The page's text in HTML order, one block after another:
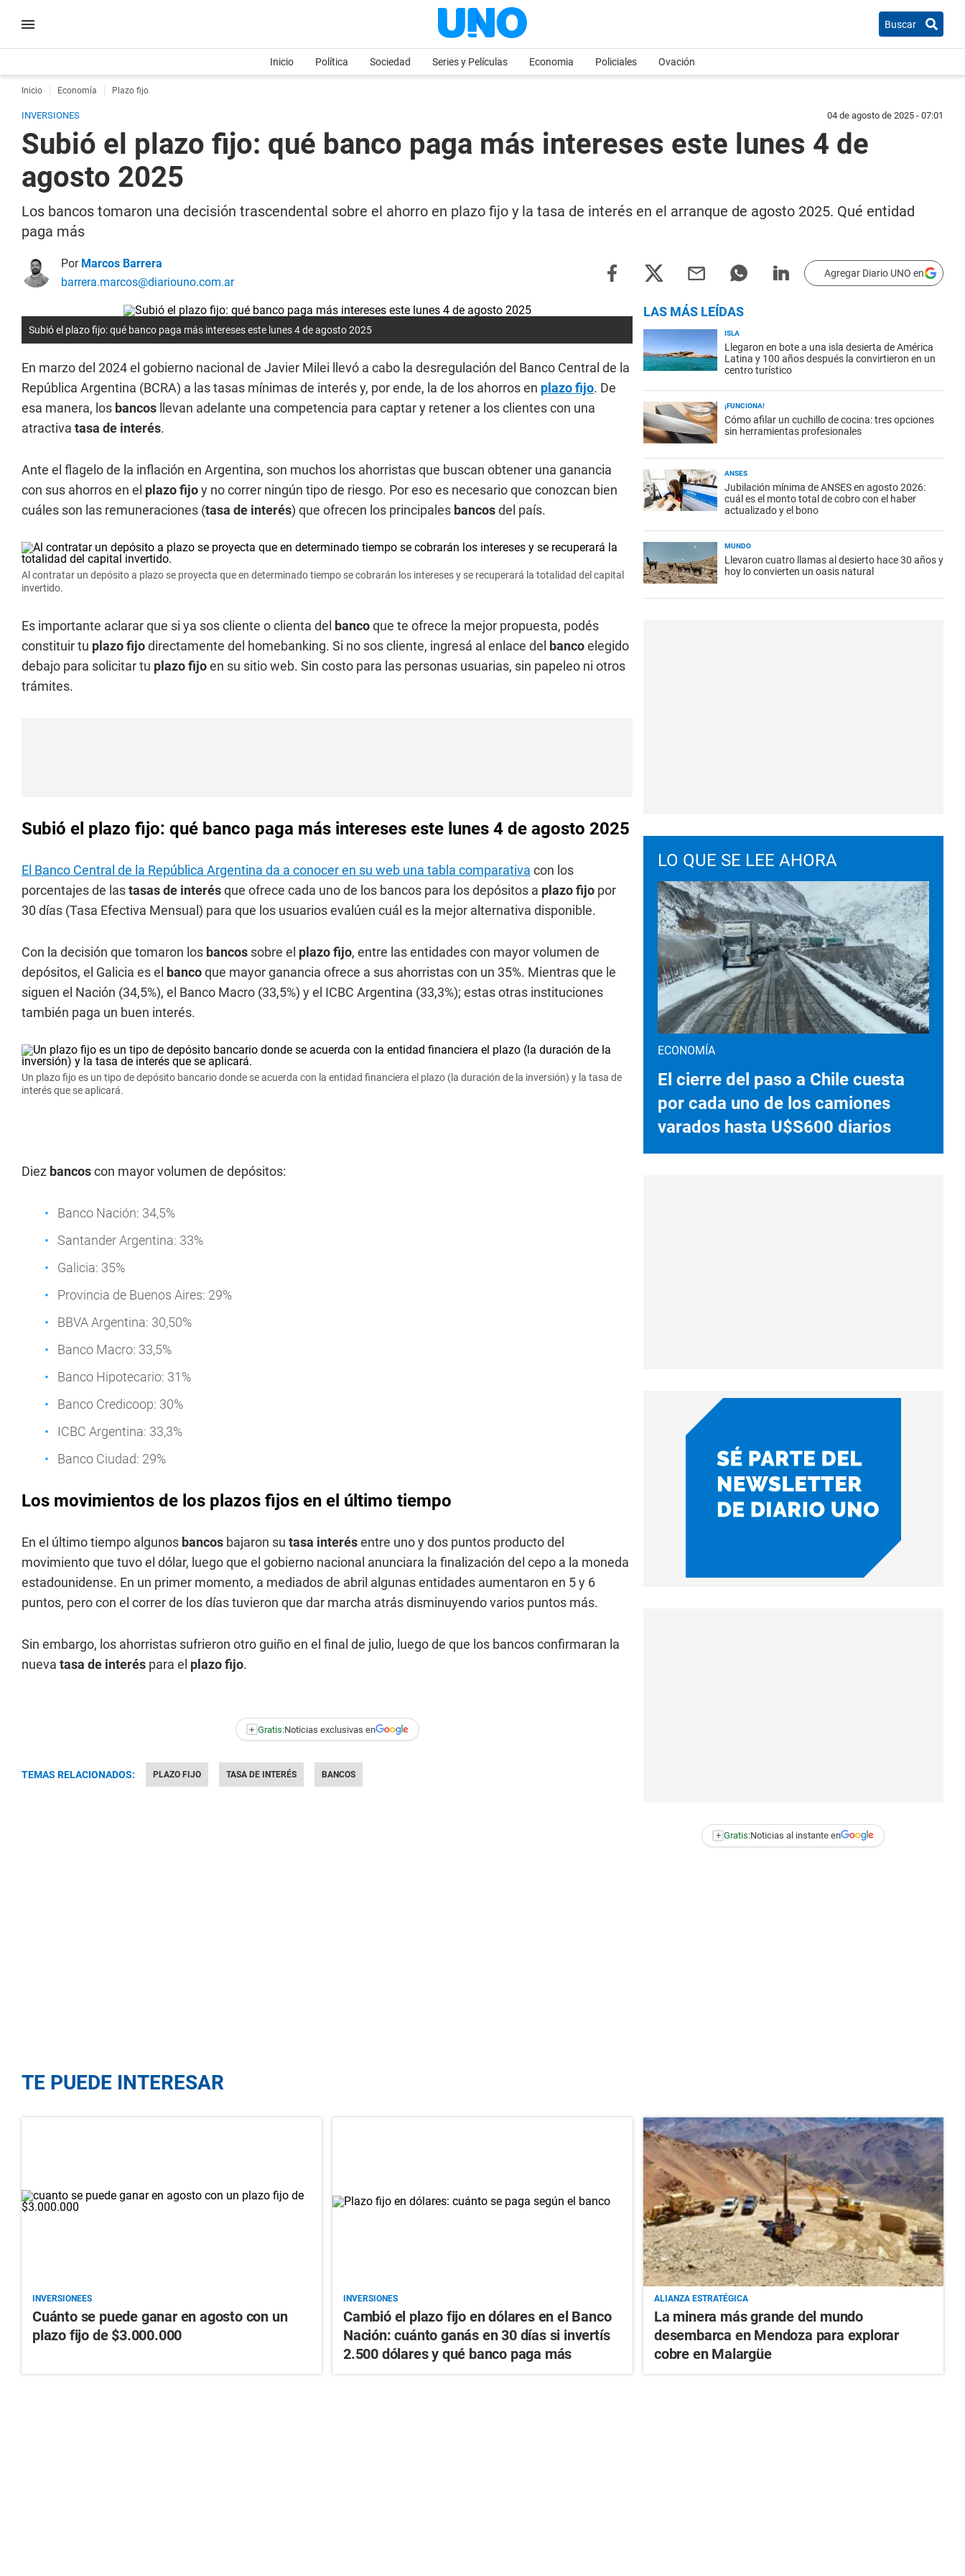
Buscar
Inicio Política Sociedad Series y Películas Economia Policiales Ovación
Inicio Economía Plazo fijo
INVERSIONES 04 de agosto de 2025 - 07:01
Subió el plazo fijo: qué banco paga más intereses este lunes 4 de
agosto 2025
Los bancos tomaron una decisión trascendental sobre el ahorro en plazo fijo y la tasa de interés en el arranque de agosto 2025. Qué entidad
paga más
Por Marcos Barrera
barrera.marcos@diariouno.com.ar
Agregar Diario UNO en
Subió el plazo fijo: qué banco paga más intereses este lunes 4 de agosto 2025
En marzo del 2024 el gobierno nacional de Javier Milei llevó a cabo la desregulación del Banco Central de la
República Argentina (BCRA) a las tasas mínimas de interés y, por ende, la de los ahorros en plazo fijo. De
esa manera, los bancos llevan adelante una competencia para captar y retener a los clientes con una
atractiva tasa de interés.
Ante el flagelo de la inflación en Argentina, son muchos los ahorristas que buscan obtener una ganancia
con sus ahorros en el plazo fijoy no correr ningún tipo de riesgo. Por eso es necesario que conozcan bien
cuáles son las remuneraciones (tasa de interés) que ofrecen los principales bancosdel país.
Al contratar un depósito a plazo se proyecta que en determinado tiempo se cobrarán los intereses y se recuperará la totalidad del capital
invertido.
Es importante aclarar que si ya sos cliente o clienta del bancoque te ofrece la mejor propuesta, podés
constituir tu plazo fijodirectamente del homebanking. Si no sos cliente, ingresá al enlace del bancoelegido
debajo para solicitar tu plazo fijoen su sitio web. Sin costo para las personas usuarias, sin papeleo ni otros
trámites.
Subió el plazo fijo: qué banco paga más intereses este lunes 4 de agosto 2025
El Banco Central de la República Argentina da a conocer en su web una tabla comparativa con los
porcentajes de lastasas de interésque ofrece cada uno de los bancos para los depósitos a plazo fijo por
30 días (Tasa Efectiva Mensual) para que los usuarios evalúen cuál es la mejor alternativa disponible.
Con la decisión que tomaron los bancos sobre el plazo fijo, entre las entidades con mayor volumen de
depósitos, el Galicia es el bancoque mayor ganancia ofrece a sus ahorristas con un 35%. Mientras que le
siguen el Nación (34,5%), el Banco Macro (33,5%) y el ICBC Argentina (33,3%); estas otras instituciones
también paga un buen interés.
Un plazo fijo es un tipo de depósito bancario donde se acuerda con la entidad financiera el plazo (la duración de la inversión) y la tasa de
interés que se aplicará.
Diez bancoscon mayor volumen de depósitos:
Banco Nación: 34,5%
Santander Argentina: 33%
Galicia: 35%
Provincia de Buenos Aires: 29%
BBVA Argentina: 30,50%
Banco Macro: 33,5%
Banco Hipotecario: 31%
Banco Credicoop: 30%
ICBC Argentina: 33,3%
Banco Ciudad: 29%
Los movimientos de los plazos fijos en el último tiempo
En el último tiempo algunos bancos bajaron su tasa interésentre uno y dos puntos producto del
movimiento que tuvo el dólar, luego que el gobierno nacional anunciara la finalización del cepo a la moneda
estadounidense. En un primer momento, a mediados de abril algunas entidades aumentaron en 5 y 6
puntos, pero con el correr de los días tuvieron que dar marcha atrás disminuyendo varios puntos más.
Sin embargo, los ahorristas sufrieron otro guiño en el final de julio, luego de que los bancos confirmaran la
nueva tasa de interés para el plazo fijo.
+ Gratis:Noticias exclusivas en
TEMAS RELACIONADOS: PLAZO FIJO TASA DE INTERÉS BANCOS
LAS MÁS LEÍDAS
ISLA
Llegaron en bote a una isla desierta de América
Latina y 100 años después la convirtieron en un
centro turístico
¡FUNCIONA!
Cómo afilar un cuchillo de cocina: tres opciones
sin herramientas profesionales
ANSES
Jubilación mínima de ANSES en agosto 2026:
cuál es el monto total de cobro con el haber
actualizado y el bono
MUNDO
Llevaron cuatro llamas al desierto hace 30 años y
hoy lo convierten un oasis natural
LO QUE SE LEE AHORA
ECONOMÍA
El cierre del paso a Chile cuesta
por cada uno de los camiones
varados hasta U$S600 diarios
+ Gratis:Noticias al instante en
TE PUEDE INTERESAR
INVERSIONEES
Cuánto se puede ganar en agosto con un
plazo fijo de $3.000.000
INVERSIONES
Cambió el plazo fijo en dólares en el Banco
Nación: cuánto ganás en 30 días si invertís
2.500 dólares y qué banco paga más
ALIANZA ESTRATÉGICA
La minera más grande del mundo
desembarca en Mendoza para explorar
cobre en Malargüe